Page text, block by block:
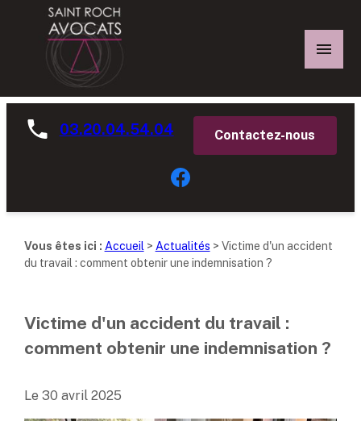
03.20.04.54.04 Contactez-nous
Vous êtes ici : Accueil > Actualités > Victime d'un accident
du travail : comment obtenir une indemnisation ?
Victime d'un accident du travail :
comment obtenir une indemnisation ?
Le 30 avril 2025
Panneau de gestion des cookies